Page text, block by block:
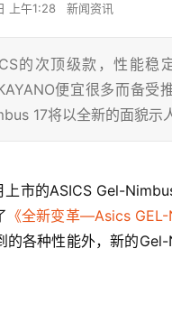
上午1:28 新闻资讯
的次顶级款，性能稳
便宜很多而备受
17将以全新的面貌示人
市的ASICS Gel-
《全新变革—Asics
的各种性能外，新的